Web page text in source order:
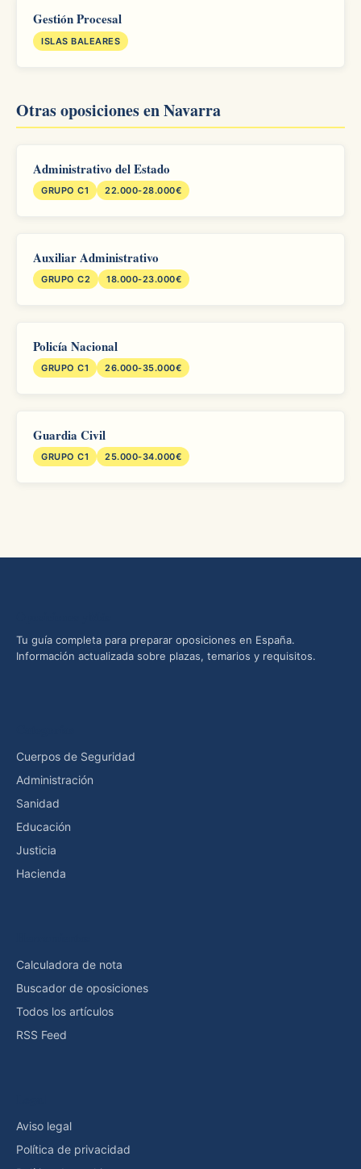
Gestión Procesal
ISLAS BALEARES
Otras oposiciones en Navarra
Administrativo del Estado
GRUPO C1 22.000-28.000€
Auxiliar Administrativo
GRUPO C2 18.000-23.000€
Policía Nacional
GRUPO C1 26.000-35.000€
Guardia Civil
GRUPO C1 25.000-34.000€
Tu guía completa para preparar oposiciones en España.
Información actualizada sobre plazas, temarios y requisitos.
Cuerpos de Seguridad
Administración
Sanidad
Educación
Justicia
Hacienda
Calculadora de nota
Buscador de oposiciones
Todos los artículos
RSS Feed
Aviso legal
Política de privacidad